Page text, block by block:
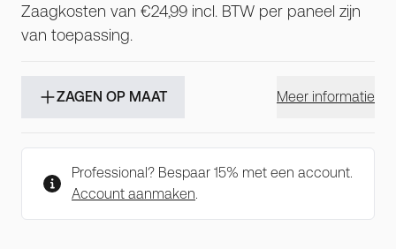
Zaagkosten van €24,99 incl. BTW per paneel zijn
van toepassing.
ZAGEN OP MAAT Meer informatie
Professional? Bespaar 15% met een account.
Account aanmaken